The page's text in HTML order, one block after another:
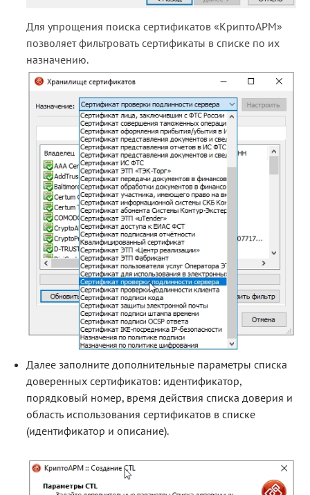
Для упрощения поиска сертификатов «КриптоАРМ»
позволяет фильтровать сертификаты в списке по их
назначению.
Далее заполните дополнительные параметры списка
доверенных сертификатов: идентификатор,
порядковый номер, время действия списка доверия и
область использования сертификатов в списке
(идентификатор и описание).